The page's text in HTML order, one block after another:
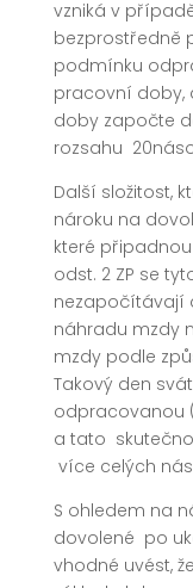
vzniká v
bezprostředně
podmínku
pracovní
doby započte
rozsahu
Další složitost,
nároku na
které
odst. 2 ZP se
nezapočítávají
náhradu mzdy
mzdy podle
Takový den
odpracovanou
a tato
více celých
S ohledem na
dovolené po
vhodné uvést,